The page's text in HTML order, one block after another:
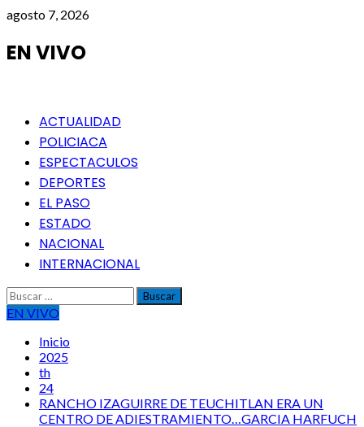
Saltar
contenido
agosto 7, 2026
EN VIVO
Menú
principal
ACTUALIDAD
POLICIACA
ESPECTACULOS
DEPORTES
EL PASO
ESTADO
NACIONAL
INTERNACIONAL
Buscar:
EN VIVO
Inicio
2025
th
24
RANCHO IZAGUIRRE DE TEUCHITLAN ERA UN
CENTRO DE ADIESTRAMIENTO…GARCIA HARFUCH